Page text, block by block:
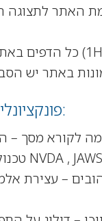
האתר לתצוגה
פונקציונליות תוכנת נגישות:
לקורא מסך –
טכנולוגיות מסייעות כגון NVDA , JAWS
– עצירת